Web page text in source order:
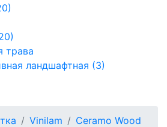
трава
ландшафтная (3)
Vinilam
Ceramo Wood